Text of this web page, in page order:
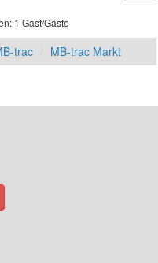
1 Gast/Gäste
trac MB-trac Markt